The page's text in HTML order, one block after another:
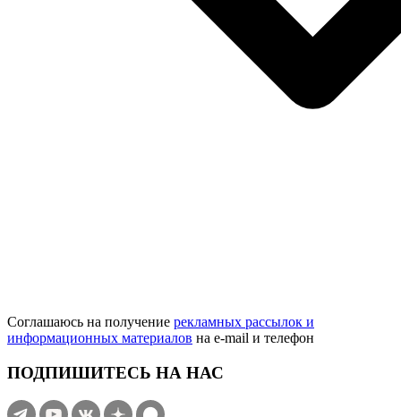
Соглашаюсь на получение рекламных рассылок и
информационных материалов на e‑mail и телефон
ПОДПИШИТЕСЬ НА НАС